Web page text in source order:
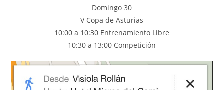
Domingo 30
V Copa de Asturias
10:00 a 10:30 Entrenamiento Libre
10:30 a 13:00 Competición